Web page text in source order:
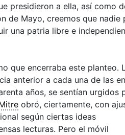
presidieron a ella, así como
de Mayo, creemos que nadie
una patria libre e
que encerraba este planteo.
anterior a cada una de las
años, se sentían urgidos
obró, ciertamente, con
según ciertas ideas
lecturas. Pero el móvil